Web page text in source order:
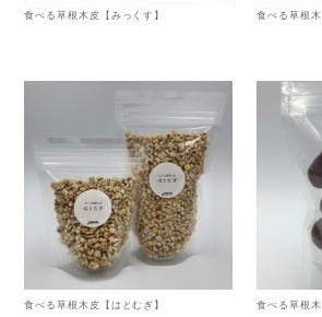
食べる草根木皮【みっくす】 食べる草根木
食べる草根木皮【はとむぎ】 食べる草根木